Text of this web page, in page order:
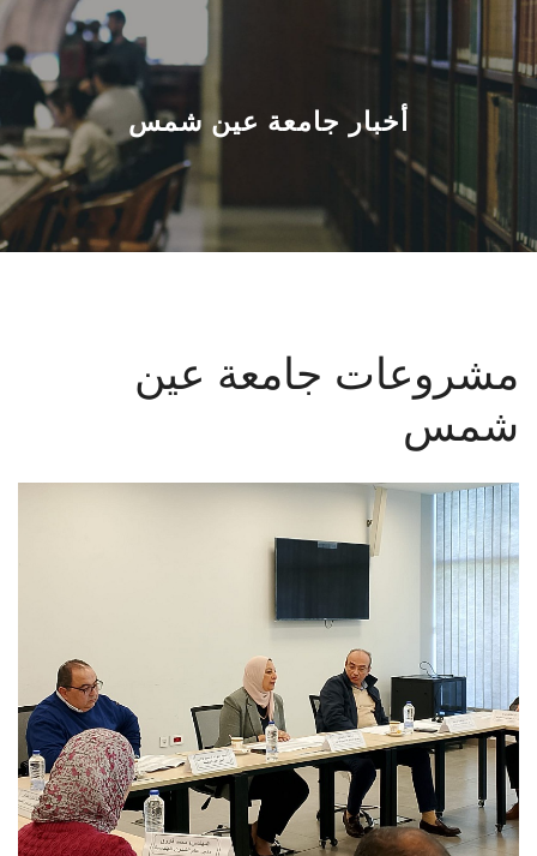
عن الجامعة
القطاعـات
الشئون الأكاديمية
البحث العلمي
المراكز والوحدات
هيئة التدريس
الدراسات العليا
الخريجين
أخبار جامعة عين شمس
مشروعات جامعة عين
شمس